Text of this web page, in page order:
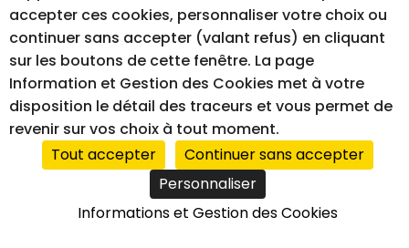
RÉALISATION DU SITE INTERNET
accepter ces cookies, personnaliser votre choix ou
continuer sans accepter (valant refus) en cliquant
sur les boutons de cette fenêtre. La page
Information et Gestion des Cookies met à votre
disposition le détail des traceurs et vous permet de
revenir sur vos choix à tout moment.
Tout accepter
Continuer sans accepter
Personnaliser
Informations et Gestion des Cookies